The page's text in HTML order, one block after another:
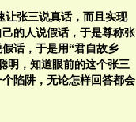
让张三说真话，而且实现
的人说假话，于是尊称张
话，于是用“君自故乡
明，知道眼前的这个张三
陷阱，无论怎样回答都会